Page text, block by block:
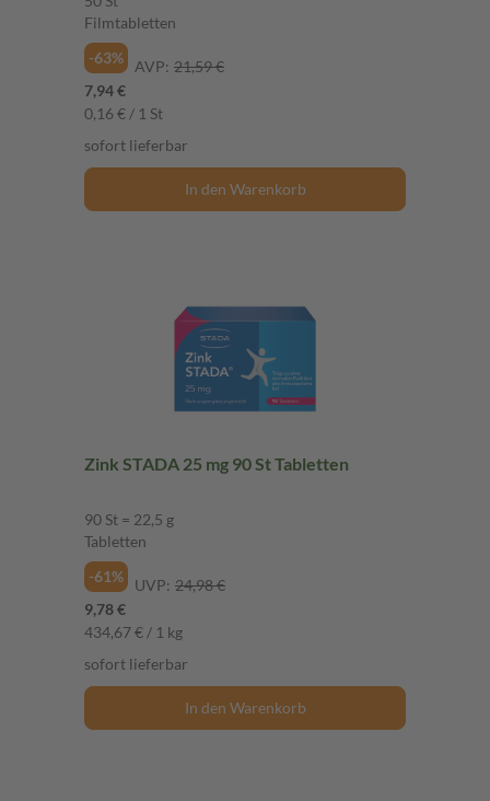
Filmtabletten
-63%
AVP: 21,59 €
7,94 €
0,16 € / 1 St
sofort lieferbar
In den Warenkorb
Zink STADA 25 mg 90 St Tabletten
90 St = 22,5 g
Tabletten
-61%
UVP: 24,98 €
9,78 €
434,67 € / 1 kg
sofort lieferbar
In den Warenkorb